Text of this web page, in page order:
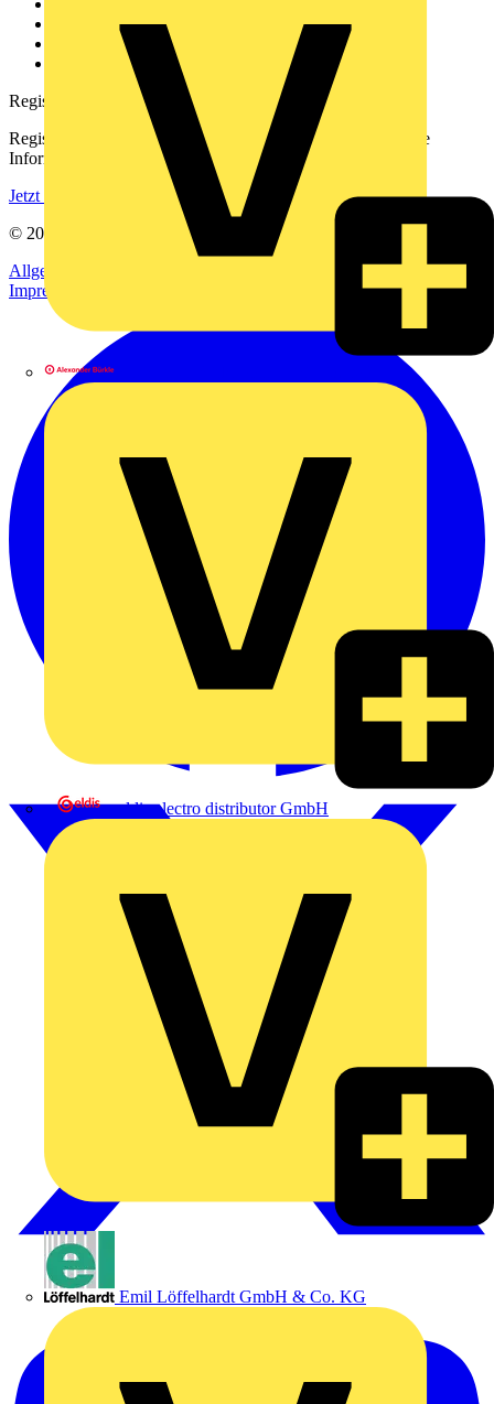
eldis electro distributor GmbH
Emil Löffelhardt GmbH & Co. KG
Downloadbereich (PDFs)
Häufig gestellte Fragen
voltimum.com
Registrierung
Registrieren Sie sich kostenlos und erhalten Sie stets aktuelle
Informationen aus der Elektroindustrie.
Jetzt registrieren
© 2002-
Allgemeine Geschäftsbedingungen
Datenschutzerklärung
Impressum